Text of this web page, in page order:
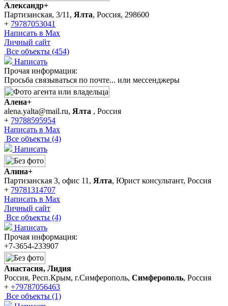
Александр+
Партизанская, 3/11, Ялта, Россия, 298600
+ 79787053041
Написать в Max
Личный сайт
Все объекты (454)
Написать
Прочая информация:
Просьба связываться по почте... или мессенджеры
Алена+
alena.yalta@mail.ru, Ялта , Россия
+ 79788595954
Написать в Max
Все объекты (4)
Написать
Алина+
Партизанская 3, офис 11, Ялта, Юрист консультант, Россия
+ 79781314707
Написать в Max
Личный сайт
Все объекты (4)
Написать
Прочая информация:
+7-3654-233907
Анастасия, Лидия
Россия, Респ.Крым, г.Симферополь, Симферополь, Россия
+ +79787056463
Все объекты (1)